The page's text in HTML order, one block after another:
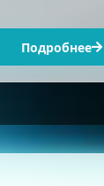
Подробнее